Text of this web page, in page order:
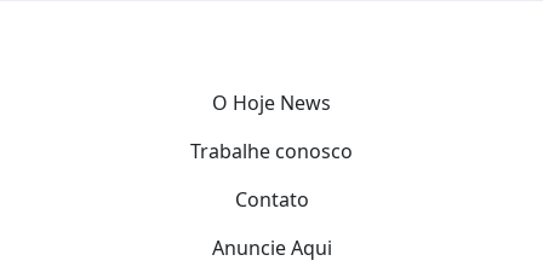
O Hoje News
Trabalhe conosco
Contato
Anuncie Aqui